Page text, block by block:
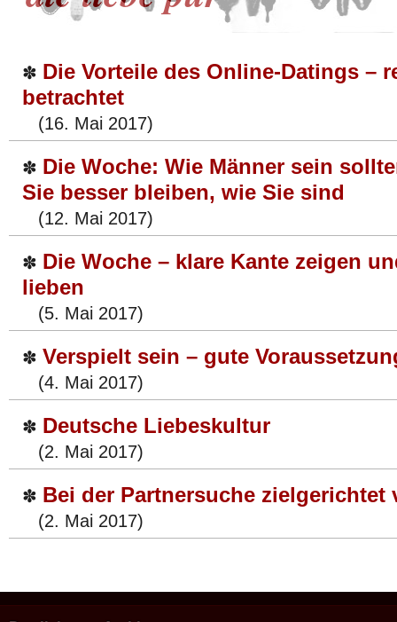
✽ Die Vorteile des Online-Datings –
betrachtet
(16. Mai 2017)
✽ Die Woche: Wie Männer sein
Sie besser bleiben, wie Sie sind
(12. Mai 2017)
✽ Die Woche – klare Kante zeigen
lieben
(5. Mai 2017)
✽ Verspielt sein – gute
(4. Mai 2017)
✽ Deutsche Liebeskultur
(2. Mai 2017)
✽ Bei der Partnersuche zielgerichtet
(2. Mai 2017)